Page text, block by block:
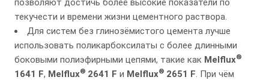
текучести и времени жизни цементного раствора.
Для систем без глинозёмистого цемента лучше
использовать поликарбоксилаты с более длинными
боковыми полиэфирными цепями, такие как Melflux®
1641 F, Melflux® 2641 F и Melflux® 2651 F . При чём